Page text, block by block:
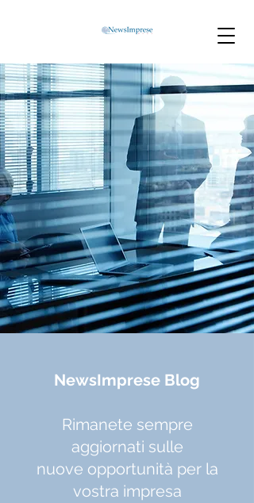
NewsImprese Blog
Rimanete sempre
aggiornati sulle
nuove opportunità per la
vostra impresa